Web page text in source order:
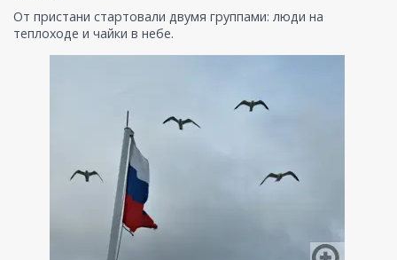
От пристани стартовали двумя группами: люди на
теплоходе и чайки в небе.